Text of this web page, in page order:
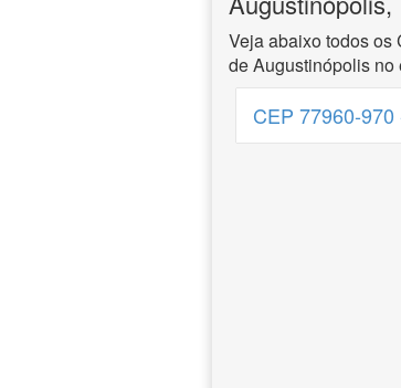
Veja abaixo todos os
de Augustinópolis no
CEP 77960-